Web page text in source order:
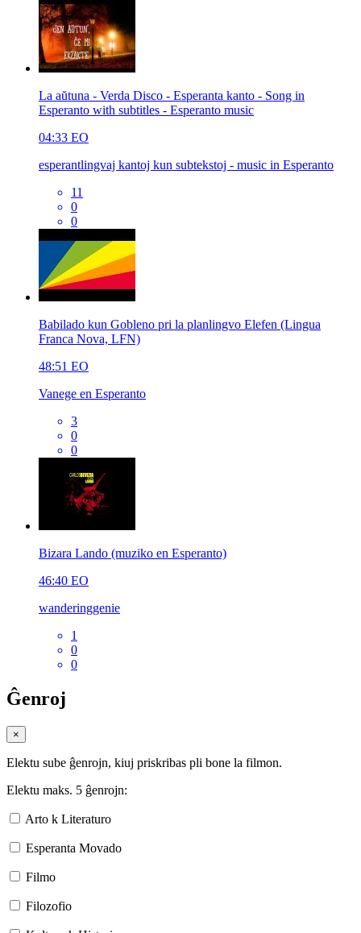
La aŭtuna - Verda Disco - Esperanta kanto - Song in
Esperanto with subtitles - Esperanto music
04:33 EO
esperantlingvaj kantoj kun subtekstoj - music in Esperanto
11
0
0
Babilado kun Gobleno pri la planlingvo Elefen (Lingua
Franca Nova, LFN)
48:51 EO
Vanege en Esperanto
3
0
0
Bizara Lando (muziko en Esperanto)
46:40 EO
wanderinggenie
1
0
0
Ĝenroj
×
Elektu sube ĝenrojn, kiuj priskribas pli bone la filmon.
Elektu maks. 5 ĝenrojn:
Arto k Literaturo
Esperanta Movado
Filmo
Filozofio